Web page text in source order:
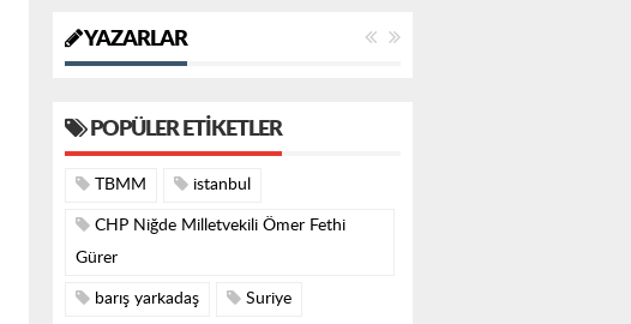
YAZARLAR
POPÜLER ETIKETLER
TBMM istanbul
CHP Niğde Milletvekili Ömer Fethi
Gürer
barış yarkadaş Suriye